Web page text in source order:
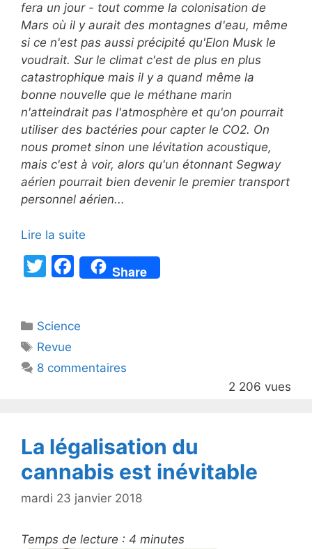
fera un jour - tout comme la colonisation de
Mars où il y aurait des montagnes d'eau, même
si ce n'est pas aussi précipité qu'Elon Musk le
voudrait. Sur le climat c'est de plus en plus
catastrophique mais il y a quand même la
bonne nouvelle que le méthane marin
n'atteindrait pas l'atmosphère et qu'on pourrait
utiliser des bactéries pour capter le CO2. On
nous promet sinon une lévitation acoustique,
mais c'est à voir, alors qu'un étonnant Segway
aérien pourrait bien devenir le premier transport
personnel aérien...
Lire la suite
T
er
F
a
e
o
Share
Catégories
Science
Étiquettes
Revue
8 commentaires
2 206 vues
La légalisation du
cannabis est inévitable
mardi 23 janvier 2018
Temps de lecture : 4 minutes